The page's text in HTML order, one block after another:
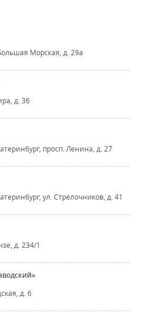
Морская, д. 29а
д. 36
просп. Ленина, д. 27
ул. Стрелочников, д. 41
д. 234/1
д. 6